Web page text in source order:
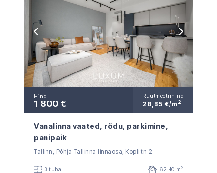
Hind
1 800 €
Ruutmeetrihind
28,85 €/m 2
Vanalinna vaated, rõdu, parkimine,
panipaik
Tallinn, Põhja-Tallinna linnaosa, Kopli tn 2
3 tuba 62.40 m 2